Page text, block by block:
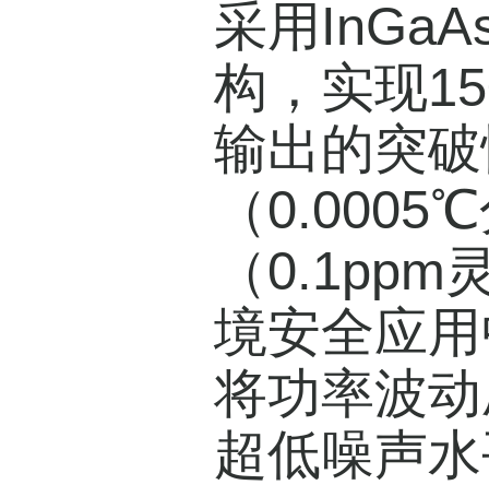
采用
构，实现
输出的突
（
（0.1ppm
境安全应
将功率波
超低噪声